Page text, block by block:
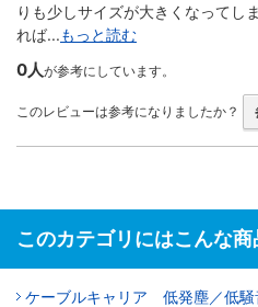
りも少しサイズが大きくなってし
れば...もっと読む
0人が参考にしています。
このレビューは参考になりましたか？
このカテゴリにはこんな商
ケーブルキャリア 低発塵／低騒